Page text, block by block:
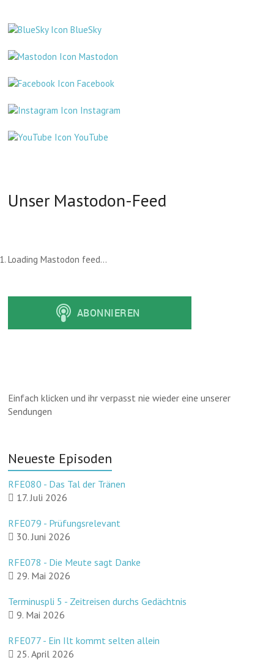
BlueSky
Mastodon
Facebook
Instagram
YouTube
Unser Mastodon-Feed
Loading Mastodon feed...
Einfach klicken und ihr verpasst nie wieder eine unserer
Sendungen
Neueste Episoden
RFE080 - Das Tal der Tränen
17. Juli 2026
RFE079 - Prüfungsrelevant
30. Juni 2026
RFE078 - Die Meute sagt Danke
29. Mai 2026
Terminuspli 5 - Zeitreisen durchs Gedächtnis
9. Mai 2026
RFE077 - Ein Ilt kommt selten allein
25. April 2026